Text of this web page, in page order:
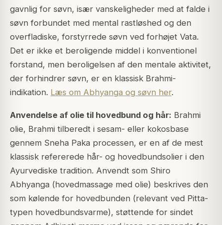
gavnlig for søvn, især vanskeligheder med at falde i
søvn forbundet med mental rastløshed og den
overfladiske, forstyrrede søvn ved forhøjet Vata.
Det er ikke et beroligende middel i konventionel
forstand, men beroligelsen af den mentale aktivitet,
der forhindrer søvn, er en klassisk Brahmi-
indikation. Læs om Abhyanga og søvn her.
Anvendelse af olie til hovedbund og hår: Brahmi
olie, Brahmi tilberedt i sesam- eller kokosbase
gennem Sneha Paka processen, er en af de mest
klassisk refererede hår- og hovedbundsolier i den
Ayurvediske tradition. Anvendt som Shiro
Abhyanga (hovedmassage med olie) beskrives den
som kølende for hovedbunden (relevant ved Pitta-
typen hovedbundsvarme), støttende for sindet